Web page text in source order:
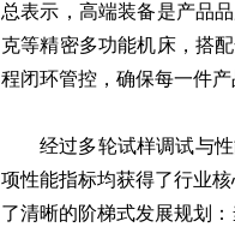
总表示，高端装备是产品
克等精密多功能机床，搭
程闭环管控，确保每一件
经过多轮试样调试与
项性能指标均获得了行业
了清晰的阶梯式发展规划